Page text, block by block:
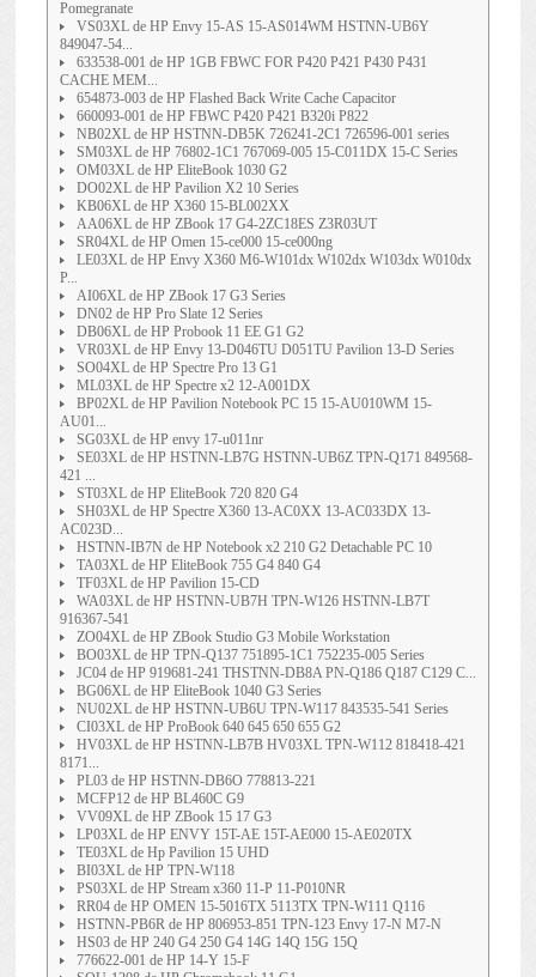
Pomegranate
VS03XL de HP Envy 15-AS 15-AS014WM HSTNN-UB6Y
849047-54...
633538-001 de HP 1GB FBWC FOR P420 P421 P430 P431
CACHE MEM...
654873-003 de HP Flashed Back Write Cache Capacitor
660093-001 de HP FBWC P420 P421 B320i P822
NB02XL de HP HSTNN-DB5K 726241-2C1 726596-001 series
SM03XL de HP 76802-1C1 767069-005 15-C011DX 15-C Series
OM03XL de HP EliteBook 1030 G2
DO02XL de HP Pavilion X2 10 Series
KB06XL de HP X360 15-BL002XX
AA06XL de HP ZBook 17 G4-2ZC18ES Z3R03UT
SR04XL de HP Omen 15-ce000 15-ce000ng
LE03XL de HP Envy X360 M6-W101dx W102dx W103dx W010dx
P...
AI06XL de HP ZBook 17 G3 Series
DN02 de HP Pro Slate 12 Series
DB06XL de HP Probook 11 EE G1 G2
VR03XL de HP Envy 13-D046TU D051TU Pavilion 13-D Series
SO04XL de HP Spectre Pro 13 G1
ML03XL de HP Spectre x2 12-A001DX
BP02XL de HP Pavilion Notebook PC 15 15-AU010WM 15-
AU01...
SG03XL de HP envy 17-u011nr
SE03XL de HP HSTNN-LB7G HSTNN-UB6Z TPN-Q171 849568-
421 ...
ST03XL de HP EliteBook 720 820 G4
SH03XL de HP Spectre X360 13-AC0XX 13-AC033DX 13-
AC023D...
HSTNN-IB7N de HP Notebook x2 210 G2 Detachable PC 10
TA03XL de HP EliteBook 755 G4 840 G4
TF03XL de HP Pavilion 15-CD
WA03XL de HP HSTNN-UB7H TPN-W126 HSTNN-LB7T
916367-541
ZO04XL de HP ZBook Studio G3 Mobile Workstation
BO03XL de HP TPN-Q137 751895-1C1 752235-005 Series
JC04 de HP 919681-241 THSTNN-DB8A PN-Q186 Q187 C129 C...
BG06XL de HP EliteBook 1040 G3 Series
NU02XL de HP HSTNN-UB6U TPN-W117 843535-541 Series
CI03XL de HP ProBook 640 645 650 655 G2
HV03XL de HP HSTNN-LB7B HV03XL TPN-W112 818418-421
8171...
PL03 de HP HSTNN-DB6O 778813-221
MCFP12 de HP BL460C G9
VV09XL de HP ZBook 15 17 G3
LP03XL de HP ENVY 15T-AE 15T-AE000 15-AE020TX
TE03XL de Hp Pavilion 15 UHD
BI03XL de HP TPN-W118
PS03XL de HP Stream x360 11-P 11-P010NR
RR04 de HP OMEN 15-5016TX 5113TX TPN-W111 Q116
HSTNN-PB6R de HP 806953-851 TPN-123 Envy 17-N M7-N
HS03 de HP 240 G4 250 G4 14G 14Q 15G 15Q
776622-001 de HP 14-Y 15-F